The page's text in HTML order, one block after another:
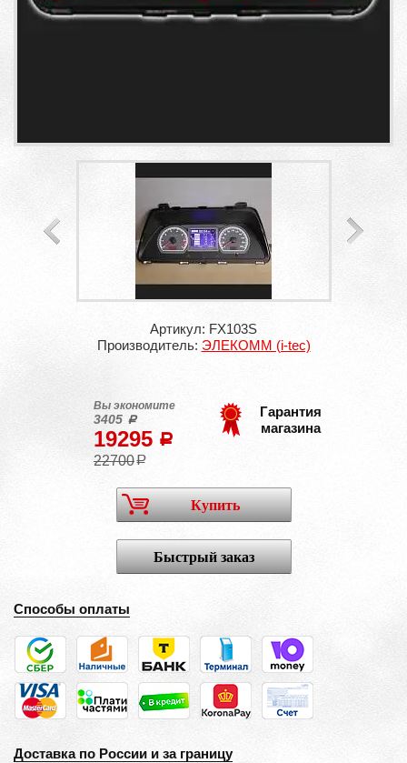
Артикул: FX103S
Производитель: ЭЛЕКОММ (i-tec)
Вы экономите
3405 a
19295 a
22700a
Гарантия
магазина
Купить
Быстрый заказ
Способы оплаты
Доставка по России и за границу